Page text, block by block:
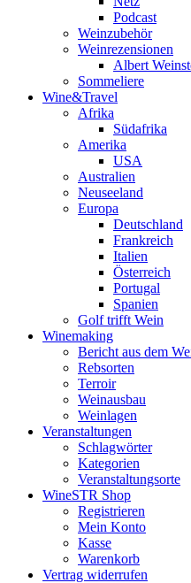
Podcast
Weinzubehör
Weinrezensionen
Albert
Sommeliere
Wine&Travel
Afrika
Südafrika
Amerika
USA
Australien
Neuseeland
Europa
Deutschland
Frankreich
Italien
Österreich
Portugal
Spanien
Golf trifft Wein
Winemaking
Bericht aus dem
Rebsorten
Terroir
Weinausbau
Weinlagen
Veranstaltungen
Schlagwörter
Kategorien
Veranstaltungsorte
WineSTR Shop
Registrieren
Mein Konto
Kasse
Warenkorb
Vertrag widerrufen